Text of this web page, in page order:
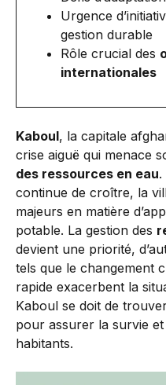
Urgence
gestion durable
Rôle crucial des
internationales
Kaboul, la capitale
crise aiguë qui menace
des ressources en eau.
continue de croître, la
majeurs en matière
potable. La gestion des
devient une priorité,
tels que le changement
rapide exacerbent la
Kaboul se doit de
pour assurer la survie
habitants.